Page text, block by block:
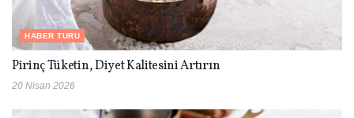
HABER TURU
Pirinç Tüketin, Diyet Kalitesini Artırın
20 Nisan 2026